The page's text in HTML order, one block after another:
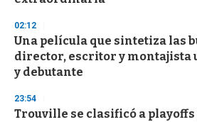
02:12
Una película que sintetiza las
director, escritor y montajista
y debutante
23:54
Trouville se clasificó a